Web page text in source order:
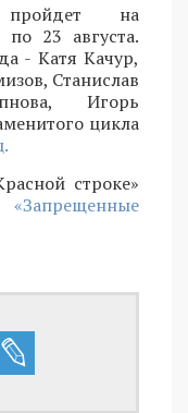
пройдет на
23 августа.
- Катя Качур,
Станислав
Игорь
цикла
строке»